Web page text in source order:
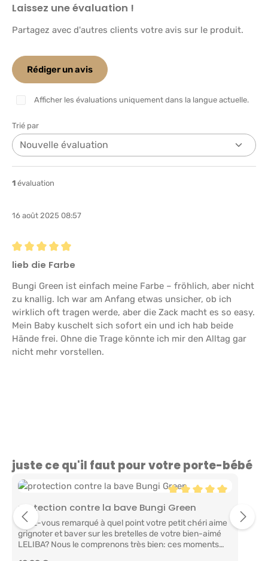
Laissez une évaluation !
Partagez avec d'autres clients votre avis sur le produit.
Rédiger un avis
Afficher les évaluations uniquement dans la langue actuelle.
Trié par
1 évaluation
16 août 2025 08:57
Évaluation avec une note de 5 sur 5 étoiles
lieb die Farbe
Bungi Green ist einfach meine Farbe – fröhlich, aber nicht
zu knallig. Ich war am Anfang etwas unsicher, ob ich
wirklich oft tragen werde, aber die Zack macht es so easy.
Mein Baby kuschelt sich sofort ein und ich hab beide
Hände frei. Ohne die Trage könnte ich mir den Alltag gar
nicht mehr vorstellen.
Ignorer la galerie de produits
juste ce qu'il faut pour votre porte-bébé
Note moyenne de 5
protection contre la bave Bungi Green
Avez-vous remarqué à quel point votre petit chéri aime
grignoter et baver sur les bretelles de votre bien-aimé
LELIBA? Nous le comprenons très bien: ces moments